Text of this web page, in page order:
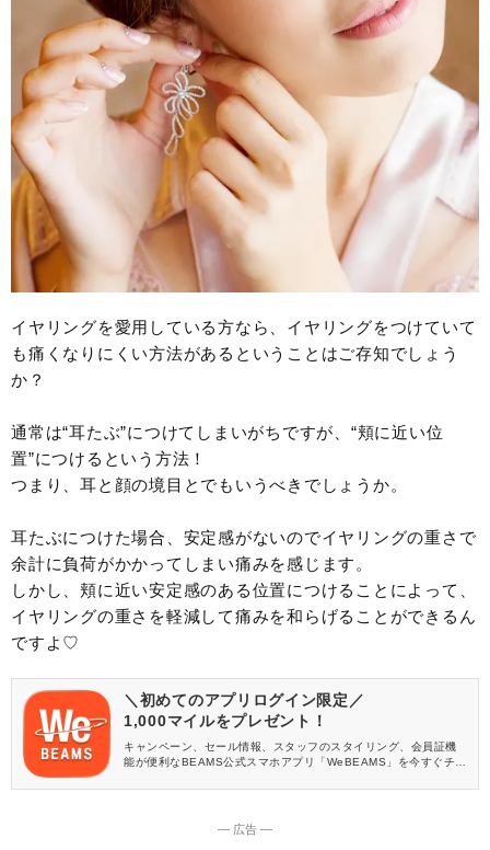
イヤリングを愛用している方なら、イヤリングをつけていて
も痛くなりにくい方法があるということはご存知でしょう
か？
通常は“耳たぶ”につけてしまいがちですが、“頬に近い位
置”につけるという方法！
つまり、耳と顔の境目とでもいうべきでしょうか。
耳たぶにつけた場合、安定感がないのでイヤリングの重さで
余計に負荷がかかってしまい痛みを感じます。
しかし、頬に近い安定感のある位置につけることによって、
イヤリングの重さを軽減して痛みを和らげることができるん
ですよ♡
＼初めてのアプリログイン限定／
1,000マイルをプレゼント！
キャンペーン、セール情報、スタッフのスタイリング、会員証機
能が便利なBEAMS公式スマホアプリ「WeBEAMS」を今すぐチェ
― 広告 ―